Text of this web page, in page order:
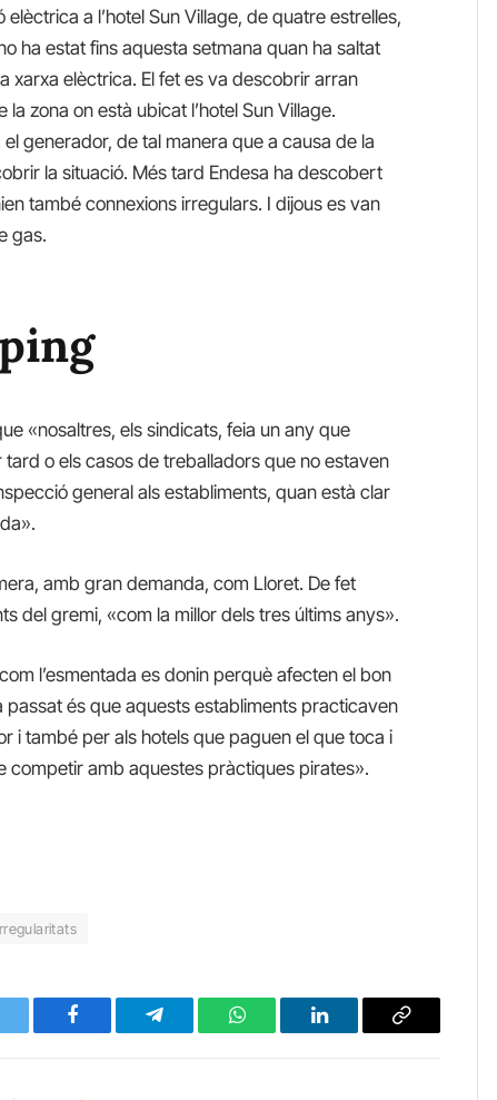
a l’hotel Sun Village, de quatre estrelles,
ha estat fins aquesta setmana quan ha saltat
xarxa elèctrica. El fet es va descobrir arran
zona on està ubicat l’hotel Sun Village.
generador, de tal manera que a causa de la
la situació. Més tard Endesa ha descobert
també connexions irregulars. I dijous es van
gas.
«nosaltres, els sindicats, feia un any que
o els casos de treballadors que no estaven
general als establiments, quan està clar
amb gran demanda, com Lloret. De fet
del gremi, «com la millor dels tres últims anys».
l’esmentada es donin perquè afecten el bon
passat és que aquests establiments practicaven
i també per als hotels que paguen el que toca i
competir amb aquestes pràctiques pirates».
Facebook Telegram WhatsAppLinkedIn Copy